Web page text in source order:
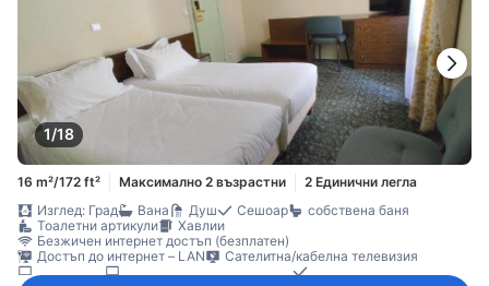
1/18
16 m²/172 ft² Максимално 2 възрастни
2 Единични легла
Изглед: Град
Вана Душ Сешоар
собствена баня
Тоалетни артикули
Хавлии
Безжичен интернет достъп (безплатен)
Достъп до интернет – LAN
Сателитна/кабелна телевизия